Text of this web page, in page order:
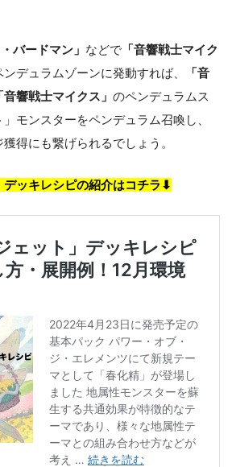
バードマン」 などで 「音響戦士マイク
デュラムゾーンに発動すれば、
「音
音響戦士マイクス」 のペンデュラムス
モンスターをペンデュラム召喚し、
得にも繋げられるでしょう。
デッキレシピの紹介はコチラ⬇︎